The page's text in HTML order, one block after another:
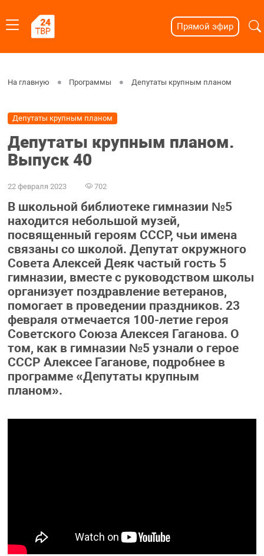
Прямой эфир
На главную Программы Депутаты крупным планом
Депутаты крупным планом
Депутаты крупным планом.
Выпуск 40
22 февраля 2023 702
В школьной библиотеке гимназии №5
находится небольшой музей,
посвященный героям СССР, чьи имена
связаны со школой. Депутат окружного
Совета Алексей Деяк частый гость 5
гимназии, вместе с руководством школы
организует поздравление ветеранов,
помогает в проведении праздников. 23
февраля отмечается 100-летие героя
Советского Союза Алексея Гаганова. О
том, как в гимназии №5 узнали о герое
СССР Алексее Гаганове, подробнее в
программе «Депутаты крупным
планом».